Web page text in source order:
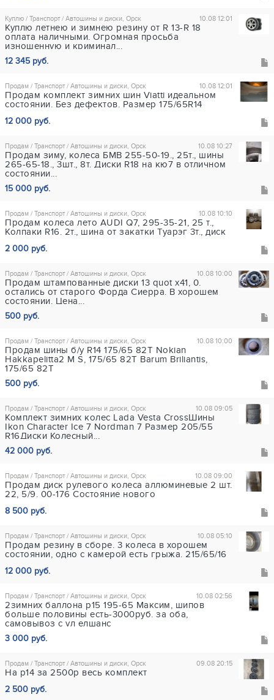
10.08 12:01
Куплю / Транспорт / Автошины и диски, Орск
Куплю летнею и зимнею резину от R 13-R 18
оплата наличными. Огромная просьба
изношенную и криминал...
12 345 руб.
10.08 12:01
Продам / Транспорт / Автошины и диски, Орск
Продам комплект зимних шин Viatti идеальном
состоянии. Без дефектов. Размер 175/65R14
12 000 руб.
10.08 10:27
Продам / Транспорт / Автошины и диски, Орск
Продам зиму, колеса БМВ 255-50-19., 25т., шины
265-65-18., 3шт., 8т. Диски R18 на кю7 в отличном
состоянии...
15 000 руб.
10.08 10:10
Продам / Транспорт / Автошины и диски, Орск
Продам колеса лето AUDI Q7, 295-35-21, 25 т.,
Колпаки R16. 2т., шина от закатки Туарэг 3т., диск
2 000 руб.
10.08 10:00
Продам / Транспорт / Автошины и диски, Орск
Продам штампованные диски 13 quot х41, 0.
остались от старого Форда Сиерра. В хорошем
состоянии. Цена...
500 руб.
10.08 10:00
Продам / Транспорт / Автошины и диски, Орск
Продам шины б/у R14 175/65 82Т Nokian
Hakkapelitta2 M S, 175/65 82T Barum Briliantis,
175/65 82T
500 руб.
10.08 09:05
Продам / Транспорт / Автошины и диски, Орск
Комплект зимних колес Lada Vesta CrossШины
Ikon Character Ice 7 Nordman 7 Размер 205/55
R16Диски Колесный...
42 000 руб.
10.08 09:00
Продам / Транспорт / Автошины и диски, Орск
Продам диск рулевого колеса аллюминевые 2 шт.
22, 5/9. 00-176 Состояние нового
8 500 руб.
10.08 05:10
Продам / Транспорт / Автошины и диски, Орск
Продам резину в сборе. 3 колеса в хорошем
состоянии, одно с камерой есть грыжа. 215/65/16
12 000 руб.
10.08 02:56
Продам / Транспорт / Автошины и диски, Орск
2зимних баллона р15 195-65 Максим, шипов
больше половины есть-3000руб. за оба,
самовывоз с ул елшанс
3 000 руб.
09.08 20:15
Продам / Транспорт / Автошины и диски, Орск
На р14 за 2500р весь комплект
2 500 руб.